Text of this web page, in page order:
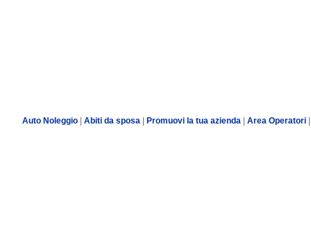
Auto Noleggio| Abiti da sposa| Promuovi la tua azienda Area Operatori